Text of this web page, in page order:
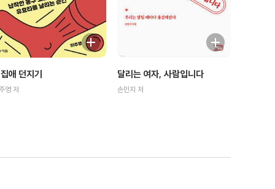
애 던지기
영 저
달리는 여자, 사람입니다
손민지 저